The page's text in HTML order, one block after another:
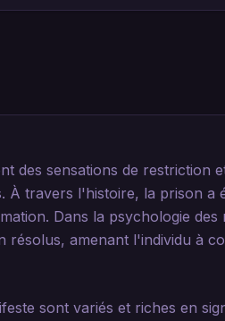
des sensations de restriction
À travers l'histoire, la prison a
Dans la psychologie
résolus, amenant l'individu à
sont variés et riches en